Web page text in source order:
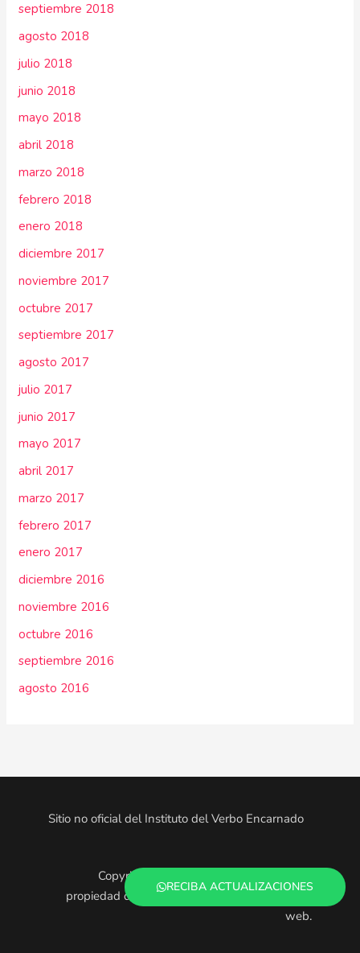
septiembre 2018
agosto 2018
julio 2018
junio 2018
mayo 2018
abril 2018
marzo 2018
febrero 2018
enero 2018
diciembre 2017
noviembre 2017
octubre 2017
septiembre 2017
agosto 2017
julio 2017
junio 2017
mayo 2017
abril 2017
marzo 2017
febrero 2017
enero 2017
diciembre 2016
noviembre 2016
octubre 2016
septiembre 2016
agosto 2016
RECIBA ACTUALIZACIONES
Sitio no oficial del Instituto del Verbo Encarnado
Copyright © 2025. Todo el contenido es
propiedad de los administradores de este sitio
web.